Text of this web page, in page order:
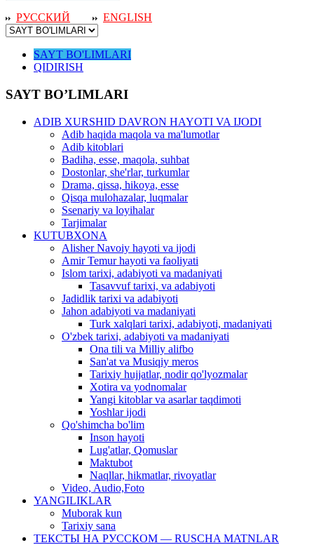
РУССКИЙ ENGLISH
SAYT BO'LIMLARI
QIDIRISH
SAYT BO’LIMLARI
ADIB XURSHID DAVRON HAYOTI VA IJODI
Adib haqida maqola va ma'lumotlar
Adib kitoblari
Badiha, esse, maqola, suhbat
Dostonlar, she'rlar, turkumlar
Drama, qissa, hikoya, esse
Qisqa mulohazalar, luqmalar
Ssenariy va loyihalar
Tarjimalar
KUTUBXONA
Alisher Navoiy hayoti va ijodi
Amir Temur hayoti va faoliyati
Islom tarixi, adabiyoti va madaniyati
Tasavvuf tarixi, va adabiyoti
Jadidlik tarixi va adabiyoti
Jahon adabiyoti va madaniyati
Turk xalqlari tarixi, adabiyoti, madaniyati
O'zbek tarixi, adabiyoti va madaniyati
Ona tili va Milliy alifbo
San'at va Musiqiy meros
Tarixiy hujjatlar, nodir qo'lyozmalar
Xotira va yodnomalar
Yangi kitoblar va asarlar taqdimoti
Yoshlar ijodi
Qo'shimcha bo'lim
Inson hayoti
Lug'atlar, Qomuslar
Maktubot
Naqllar, hikmatlar, rivoyatlar
Video, Audio,Foto
YANGILIKLAR
Muborak kun
Tarixiy sana
ТЕКСТЫ НА РУССКОМ — RUSCHA MATNLAR